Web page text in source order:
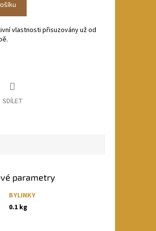
vlastnosti přisuzovány už od
SDÍLET
parametry
BYLINKY
0.1 kg